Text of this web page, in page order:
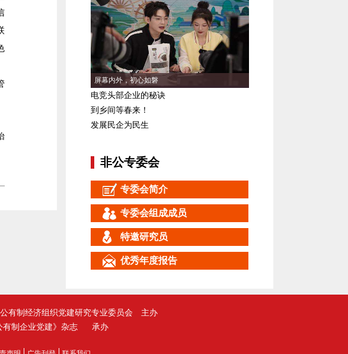
屏幕内外，初心如磐
电竞头部企业的秘诀
到乡间等春来！
发展民企为民生
非公专委会
专委会简介
专委会组成成员
特邀研究员
优秀年度报告
有制经济组织党建研究专业委员会
主办
有制企业党建》杂志
承办